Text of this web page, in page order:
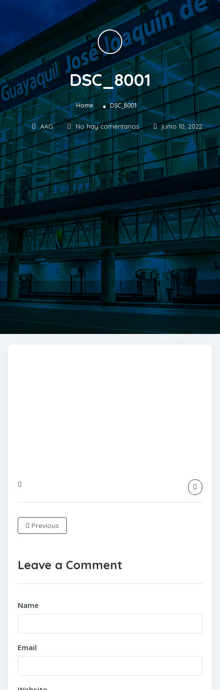
DSC_8001
Home » DSC_8001
AAG No hay comentarios junio 10, 2022
Previous
Leave a Comment
Name
Email